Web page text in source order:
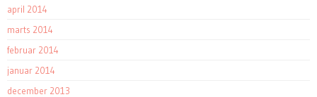
april 2014
marts 2014
februar 2014
januar 2014
december 2013